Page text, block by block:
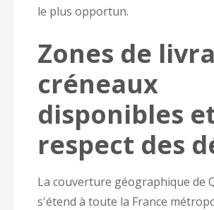
le plus opportun.
Zones de
créneaux
disponibles
respect des
La couverture géographique de
s'étend à toute la France